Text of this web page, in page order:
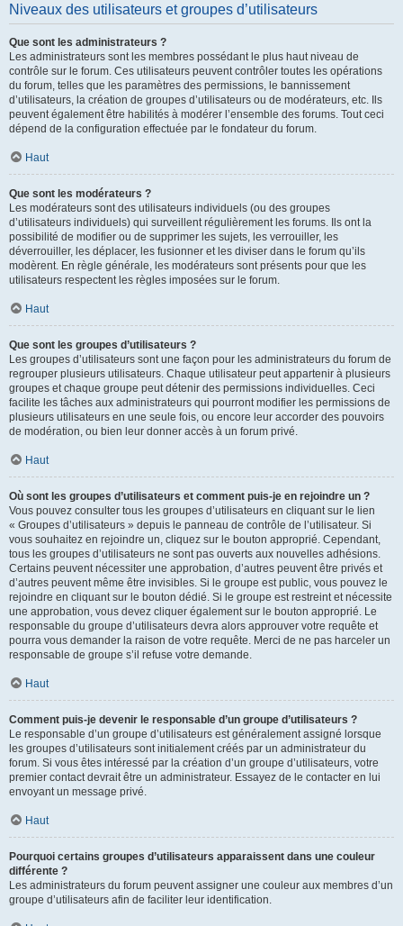
Niveaux des utilisateurs et groupes d’utilisateurs
Que sont les administrateurs ?
Les administrateurs sont les membres possédant le plus haut niveau de
contrôle sur le forum. Ces utilisateurs peuvent contrôler toutes les opérations
du forum, telles que les paramètres des permissions, le bannissement
d’utilisateurs, la création de groupes d’utilisateurs ou de modérateurs, etc. Ils
peuvent également être habilités à modérer l’ensemble des forums. Tout ceci
dépend de la configuration effectuée par le fondateur du forum.
Haut
Que sont les modérateurs ?
Les modérateurs sont des utilisateurs individuels (ou des groupes
d’utilisateurs individuels) qui surveillent régulièrement les forums. Ils ont la
possibilité de modifier ou de supprimer les sujets, les verrouiller, les
déverrouiller, les déplacer, les fusionner et les diviser dans le forum qu’ils
modèrent. En règle générale, les modérateurs sont présents pour que les
utilisateurs respectent les règles imposées sur le forum.
Haut
Que sont les groupes d’utilisateurs ?
Les groupes d’utilisateurs sont une façon pour les administrateurs du forum de
regrouper plusieurs utilisateurs. Chaque utilisateur peut appartenir à plusieurs
groupes et chaque groupe peut détenir des permissions individuelles. Ceci
facilite les tâches aux administrateurs qui pourront modifier les permissions de
plusieurs utilisateurs en une seule fois, ou encore leur accorder des pouvoirs
de modération, ou bien leur donner accès à un forum privé.
Haut
Où sont les groupes d’utilisateurs et comment puis-je en rejoindre un ?
Vous pouvez consulter tous les groupes d’utilisateurs en cliquant sur le lien
« Groupes d’utilisateurs » depuis le panneau de contrôle de l’utilisateur. Si
vous souhaitez en rejoindre un, cliquez sur le bouton approprié. Cependant,
tous les groupes d’utilisateurs ne sont pas ouverts aux nouvelles adhésions.
Certains peuvent nécessiter une approbation, d’autres peuvent être privés et
d’autres peuvent même être invisibles. Si le groupe est public, vous pouvez le
rejoindre en cliquant sur le bouton dédié. Si le groupe est restreint et nécessite
une approbation, vous devez cliquer également sur le bouton approprié. Le
responsable du groupe d’utilisateurs devra alors approuver votre requête et
pourra vous demander la raison de votre requête. Merci de ne pas harceler un
responsable de groupe s’il refuse votre demande.
Haut
Comment puis-je devenir le responsable d’un groupe d’utilisateurs ?
Le responsable d’un groupe d’utilisateurs est généralement assigné lorsque
les groupes d’utilisateurs sont initialement créés par un administrateur du
forum. Si vous êtes intéressé par la création d’un groupe d’utilisateurs, votre
premier contact devrait être un administrateur. Essayez de le contacter en lui
envoyant un message privé.
Haut
Pourquoi certains groupes d’utilisateurs apparaissent dans une couleur
différente ?
Les administrateurs du forum peuvent assigner une couleur aux membres d’un
groupe d’utilisateurs afin de faciliter leur identification.